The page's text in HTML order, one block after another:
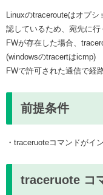
Linuxのtracerouteはオプ
認しているため、宛先に行
FWが存在した場合、
(windowsのtracertはicmp)
FWで許可された通信で経
前提条件
・traceruoteコマンドがイ
traceruote コ